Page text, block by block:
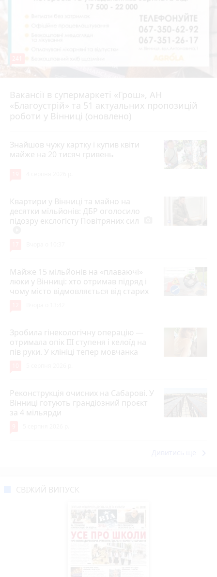
Вакансії в супермаркеті «Грош», АН
«Благоустрій» та 51 актуальних пропозицій
роботи у Вінниці (оновлено)
4 серпня 2026 р.
Знайшов чужу картку і купив квіти
майже на 20 тисяч гривень
Квартири у Вінниці та майно на
десятки мільйонів: ДБР оголосило
підозру екслогісту Повітряних сил
Майже 15 мільйонів на «плаваючі»
люки у Вінниці: хто отримав підряд і
чому місто відмовляється від старих
Зробила гінекологічну операцію —
отримала опік ІІІ ступеня і келоїд на
пів руки. У клініці тепер мовчанка
Реконструкція очисних на Сабарові. У
Вінниці готують грандіозний проєкт
за 4 мільярди